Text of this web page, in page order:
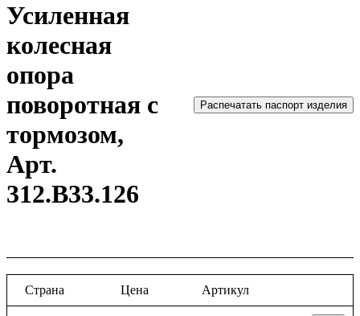
Усиленная
колесная
опора
поворотная с
тормозом,
Арт.
312.B33.126
Распечатать паспорт изделия
Страна Цена Артикул